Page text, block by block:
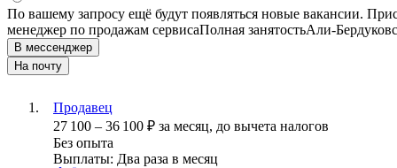
По вашему запросу ещё будут появляться новые вакансии.
менеджер по продажам сервисаПолная занятостьАли-
В мессенджер
На почту
Продавец
27 100 – 36 100 ₽ за месяц, до вычета налогов
Без опыта
Выплаты: Два раза в месяц